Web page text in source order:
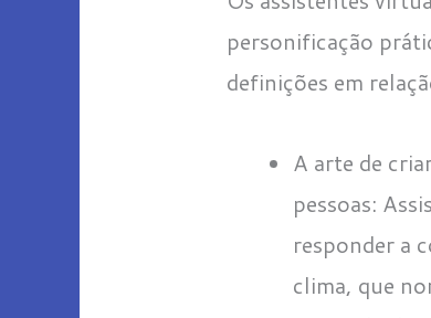
personificação
definições em
A arte de
pessoas:
responder a
clima, que